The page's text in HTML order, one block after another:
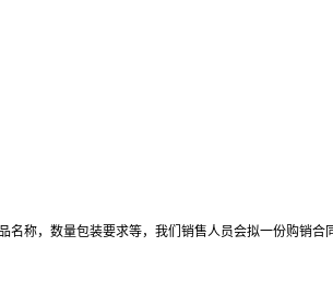
称，数量包装要求等，我们销售人员会拟一份购销